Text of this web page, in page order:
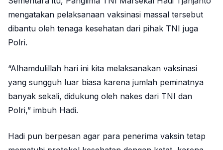
mengatakan pelaksanaan vaksinasi massal tersebut
dibantu oleh tenaga kesehatan dari pihak TNI juga
Polri.
“Alhamdulillah hari ini kita melaksanakan vaksinasi
yang sungguh luar biasa karena jumlah peminatnya
banyak sekali, didukung oleh nakes dari TNI dan
Polri,” imbuh Hadi.
Hadi pun berpesan agar para penerima vaksin tetap